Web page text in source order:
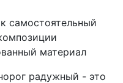
самостоятельный
материал
радужный - это